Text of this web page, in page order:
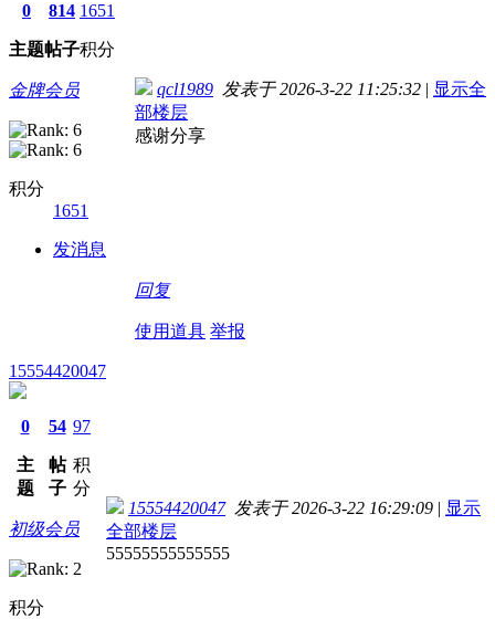
0
主题
814
帖子
1651
积分
金牌会员
积分
1651
发消息
qcl1989 发表于 2026-3-22 11:25:32 | 显示全
部楼层
感谢分享
回复
使用道具 举报
15554420047
0
主
题
54
帖
子
97
积
分
初级会员
积分
15554420047发表于 2026-3-22 16:29:09 | 显示
全部楼层
55555555555555